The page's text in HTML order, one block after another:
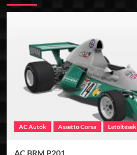
AC Autók Assetto Corsa Letöltések
AC BRM P201